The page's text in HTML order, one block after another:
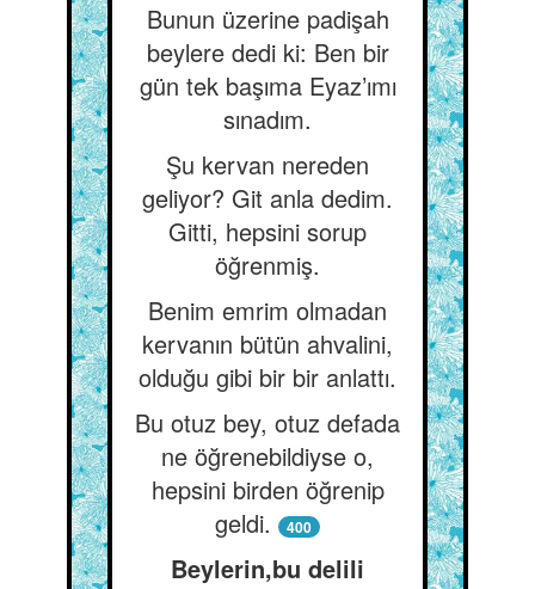
Bunun üzerine padişah
beylere dedi ki: Ben bir
gün tek başıma Eyaz’ımı
sınadım.
Şu kervan nereden
geliyor? Git anla dedim.
Gitti, hepsini sorup
öğrenmiş.
Benim emrim olmadan
kervanın bütün ahvalini,
olduğu gibi bir bir anlattı.
Bu otuz bey, otuz defada
ne öğrenebildiyse o,
hepsini birden öğrenip
geldi.
400
Beylerin,bu delili